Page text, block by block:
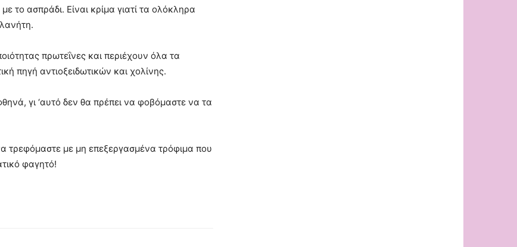
το ασπράδι. Είναι κρίμα γιατί τα ολόκληρα
πρωτεΐνες και περιέχουν όλα τα
πηγή αντιοξειδωτικών και χολίνης.
γι ‘αυτό δεν θα πρέπει να φοβόμαστε να τα
τρεφόμαστε με μη επεξεργασμένα τρόφιμα που
φαγητό!